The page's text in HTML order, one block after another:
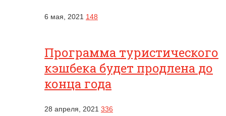
6 мая, 2021 148
Программа туристического
кэшбека будет продлена до
конца года
28 апреля, 2021 336